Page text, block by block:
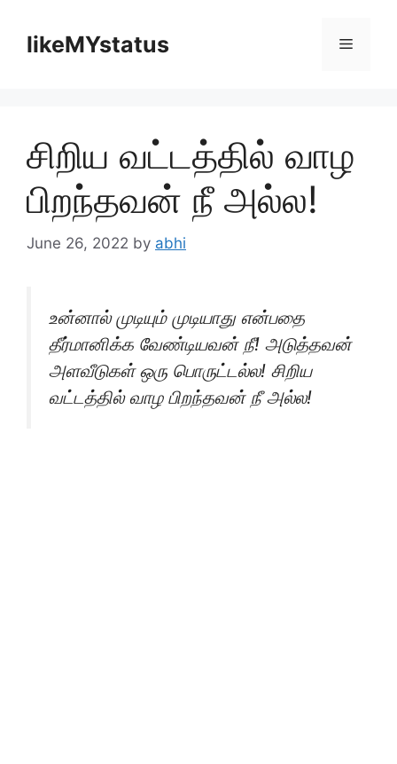
contentlikeMYstatus Menu
சிறிய வட்டத்தில் வாழ
பிறந்தவன் நீ அல்ல!
June 26, 2022 by abhi
உன்னால் முடியும் முடியாது என்பதை
தீர்மானிக்க வேண்டியவன் நீ! அடுத்தவன்
அளவீடுகள் ஒரு பொருட்டல்ல! சிறிய
வட்டத்தில் வாழ பிறந்தவன் நீ அல்ல!